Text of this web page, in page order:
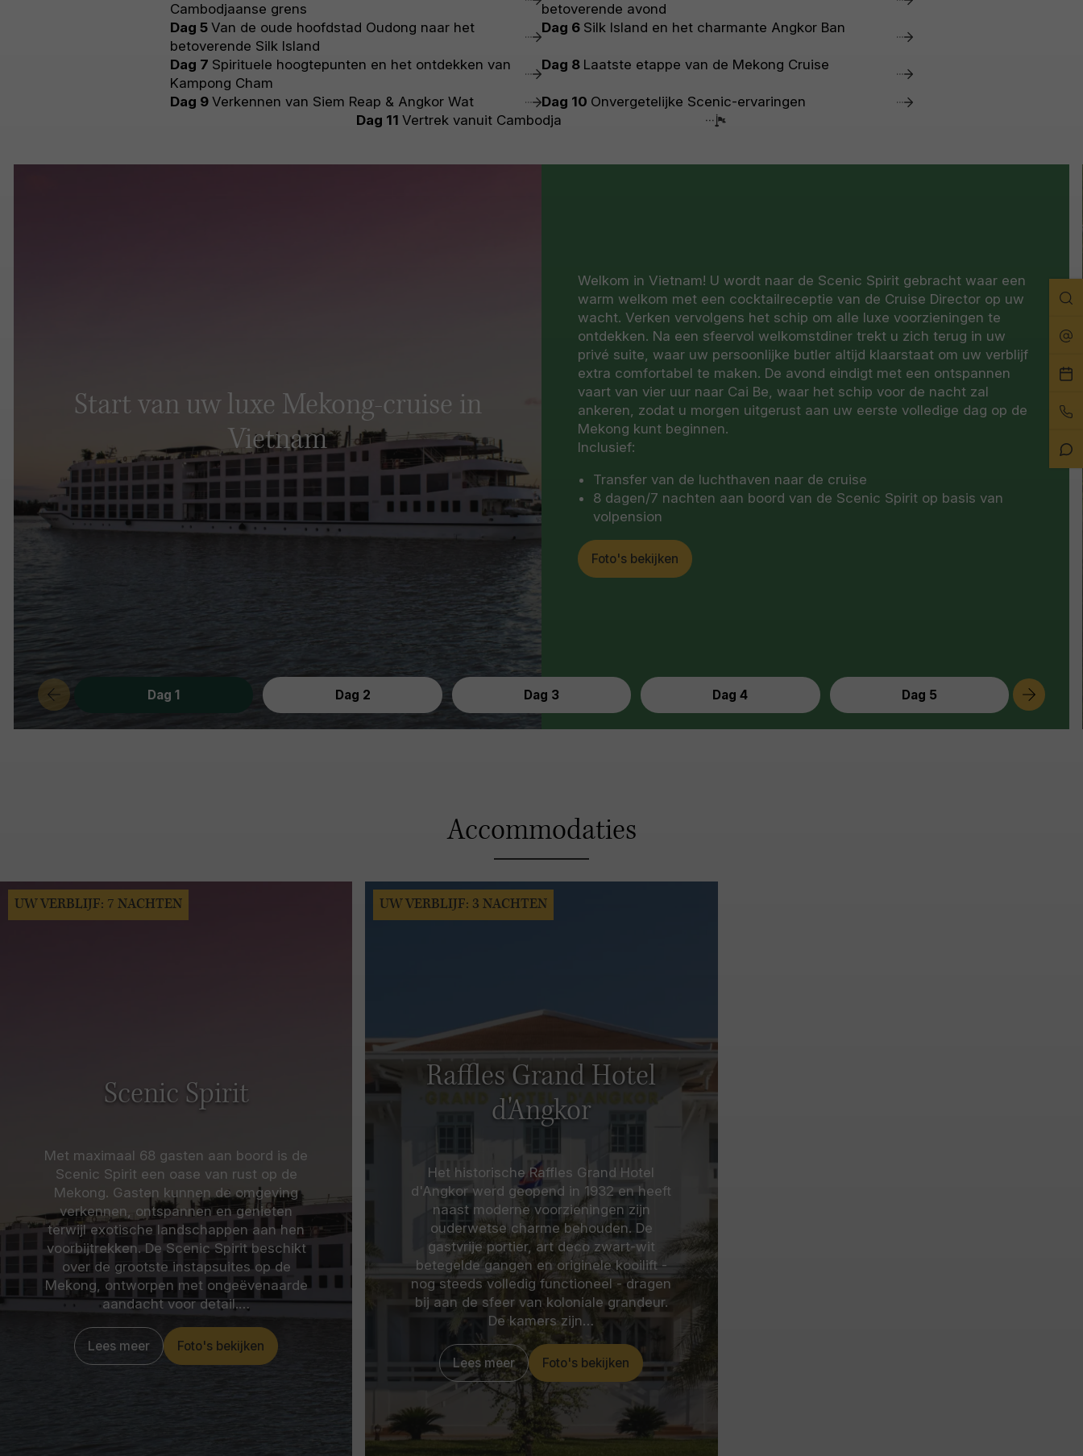
Bel
Cambodjaanse grens
betoverende avond
Dag 5Van de oude hoofdstad Oudong naar het
betoverende Silk Island
Dag 6 Silk Island en het charmante Angkor Ban
Dag 7 Spirituele hoogtepunten en het ontdekken van
Kampong Cham
Dag 8 Laatste etappe van de Mekong Cruise
Dag 9Verkennen van Siem Reap & Angkor Wat Dag 10 Onvergetelijke Scenic-ervaringen
Dag 11 Vertrek vanuit Cambodja
Dag 1 Dag 2 Dag 3 Dag 4 Dag 5
Start van uw luxe Mekong-cruise in
Vietnam
Welkom in Vietnam! U wordt naar de Scenic Spirit gebracht waar een
warm welkom met een cocktailreceptie van de Cruise Director op uw
wacht. Verken vervolgens het schip om alle luxe voorzieningen te
ontdekken. Na een sfeervol welkomstdiner trekt u zich terug in uw
privé suite, waar uw persoonlijke butler altijd klaarstaat om uw verblijf
extra comfortabel te maken. De avond eindigt met een ontspannen
vaart van vier uur naar Cai Be, waar het schip voor de nacht zal
ankeren, zodat u morgen uitgerust aan uw eerste volledige dag op de
Mekong kunt beginnen.
Inclusief:
Transfer van de luchthaven naar de cruise
8 dagen/7 nachten aan boord van de Scenic Spirit op basis van
volpension
Foto's bekijken
Accommodaties
Scenic Spirit
Met maximaal 68 gasten aan boord is de
Scenic Spirit een oase van rust op de
Mekong. Gasten kunnen de omgeving
verkennen, ontspannen en genieten
terwijl exotische landschappen aan hen
voorbijtrekken. De Scenic Spirit beschikt
over de grootste instapsuites op de
Mekong, ontworpen met ongeëvenaarde
aandacht voor detail.…
Lees meer Foto's bekijken
UW VERBLIJF: 7 NACHTEN
Raffles Grand Hotel
d'Angkor
Het historische Raffles Grand Hotel
d'Angkor werd geopend in 1932 en heeft
naast moderne voorzieningen zijn
ouderwetse charme behouden. De
gastvrije portier, art deco zwart-wit
betegelde gangen en originele kooilift -
nog steeds volledig functioneel - dragen
bij aan de sfeer van koloniale grandeur.
De kamers zijn…
Lees meer Foto's bekijken
UW VERBLIJF: 3 NACHTEN